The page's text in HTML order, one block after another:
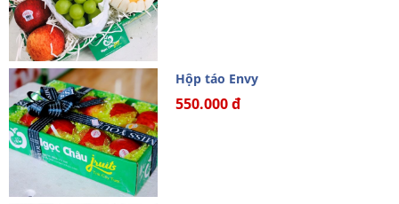
Hộp táo Envy
550.000 đ